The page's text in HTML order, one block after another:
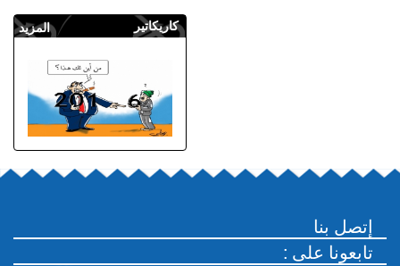
المزيد كاريكاتير
إتصل بنا
: تابعونا على